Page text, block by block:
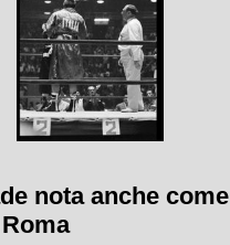
nota anche come